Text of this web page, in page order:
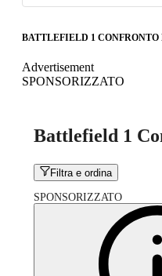
BATTLEFIELD 1
Advertisement
SPONSORIZZATO
Battlefield 1
Filtra e ordina
SPONSORIZZATO